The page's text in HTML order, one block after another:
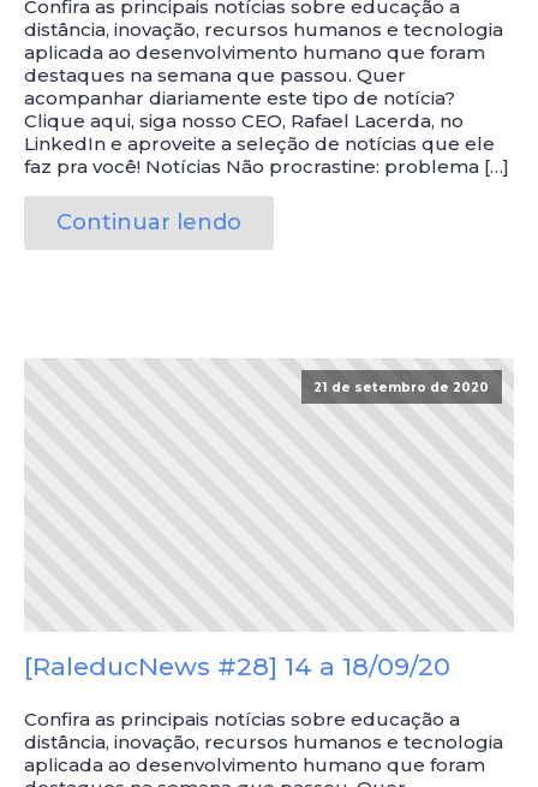
Confira as principais notícias sobre educação a
distância, inovação, recursos humanos e tecnologia
aplicada ao desenvolvimento humano que foram
destaques na semana que passou. Quer
acompanhar diariamente este tipo de notícia?
Clique aqui, siga nosso CEO, Rafael Lacerda, no
LinkedIn e aproveite a seleção de notícias que ele
faz pra você! Notícias Não procrastine: problema […]
Continuar lendo
21 de setembro de 2020
[RaleducNews #28] 14 a 18/09/20
Confira as principais notícias sobre educação a
distância, inovação, recursos humanos e tecnologia
aplicada ao desenvolvimento humano que foram